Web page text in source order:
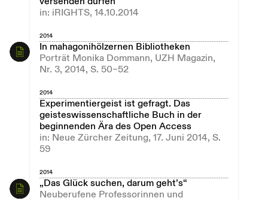
in: iRIGHTS, 14.10.2014
2014
In mahagonihölzernen Bibliotheken
Porträt Monika Dommann, UZH Magazin,
Nr. 3, 2014, S. 50–52
2014
Experimentiergeist ist gefragt. Das
geisteswissenschaftliche Buch in der
beginnenden Ära des Open Access
in: Neue Zürcher Zeitung, 17. Juni 2014, S.
59
2014
„Das Glück suchen, darum geht’s“
Neuberufene Professorinnen und